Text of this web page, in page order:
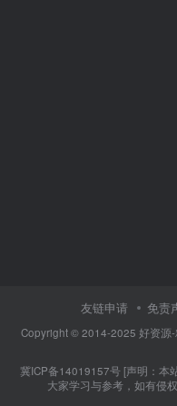
友链申请 免责
Copyright © 2014-2025 好资源
冀ICP备14019157号[声明：本
大家学习与参考，如有侵